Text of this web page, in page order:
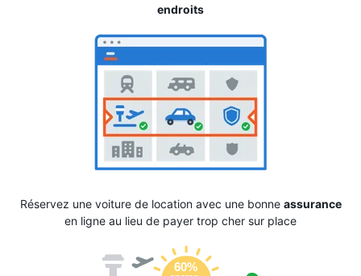
endroits
Réservez une voiture de location avec une bonne assurance
en ligne au lieu de payer trop cher sur place